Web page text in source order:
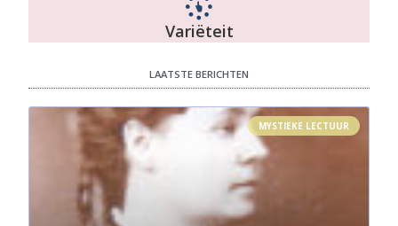
Variëteit
LAATSTE BERICHTEN
MYSTIEKE LECTUUR